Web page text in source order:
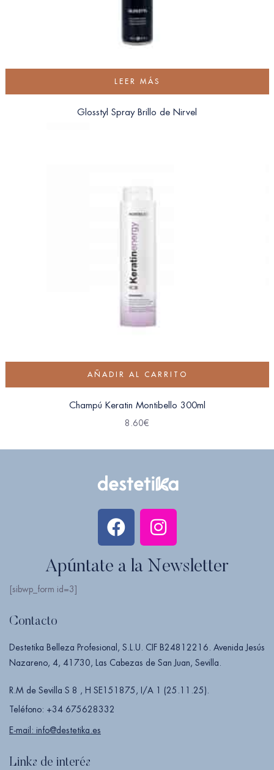
LEER MÁS
Glosstyl Spray Brillo de Nirvel
AÑADIR AL CARRITO
Champú Keratin Montibello 300ml
8.60€
Apúntate a la Newsletter
[sibwp_form id=3]
Contacto
Destetika Belleza Profesional, S.L.U. CIF B24812216. Avenida Jesús
Nazareno, 4, 41730, Las Cabezas de San Juan, Sevilla.
R.M de Sevilla S 8 , H SE151875, I/A 1 (25.11.25).
Teléfono: +34 675628332
E-mail: info@destetika.es
Links de interés